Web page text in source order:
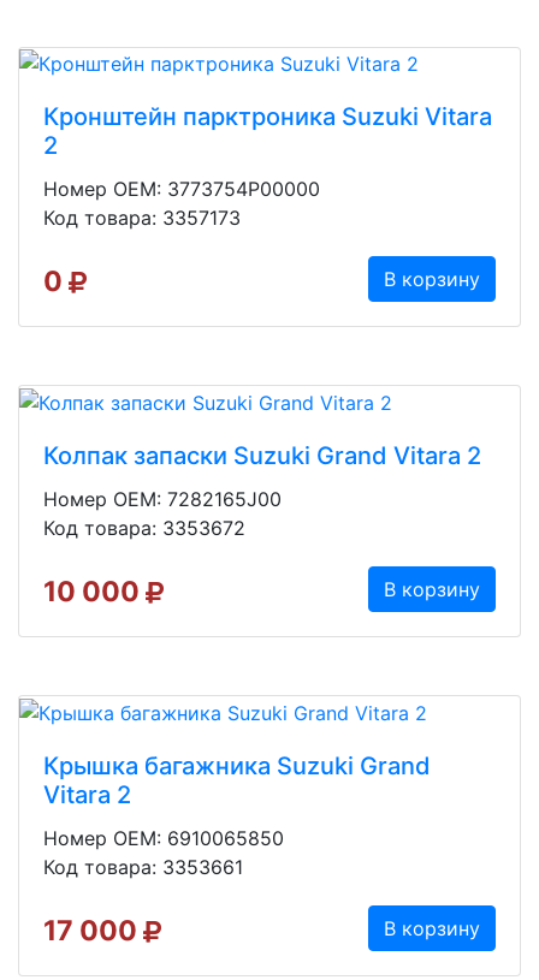
Кронштейн парктроника Suzuki Vitara
2
Номер OEM: 3773754P00000
Код товара: 3357173
0 В корзину
Колпак запаски Suzuki Grand Vitara 2
Номер OEM: 7282165J00
Код товара: 3353672
10 000 В корзину
Крышка багажника Suzuki Grand
Vitara 2
Номер OEM: 6910065850
Код товара: 3353661
17 000 В корзину